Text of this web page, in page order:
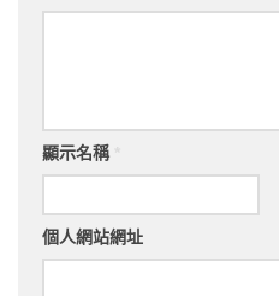
顯示名稱
個人網站網址